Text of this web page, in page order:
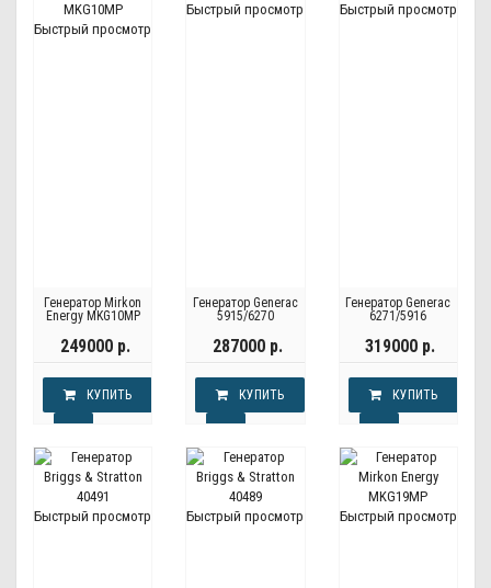
Быстрый просмотр
Генератор Mirkon
Energy MKG10MP
249000 р.
КУПИТЬ
Быстрый просмотр
Генератор Generac
5915/6270
287000 р.
КУПИТЬ
Быстрый просмотр
Генератор Generac
6271/5916
319000 р.
КУПИТЬ
Быстрый просмотр Быстрый просмотр Быстрый просмотр